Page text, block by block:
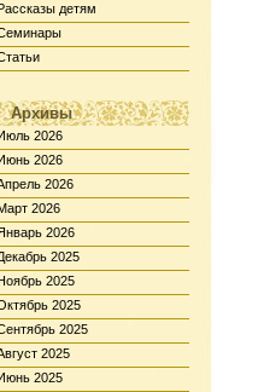
детям
Архивы
2026
2026
2026
2026
2026
2025
2025
2025
2025
2025
2025